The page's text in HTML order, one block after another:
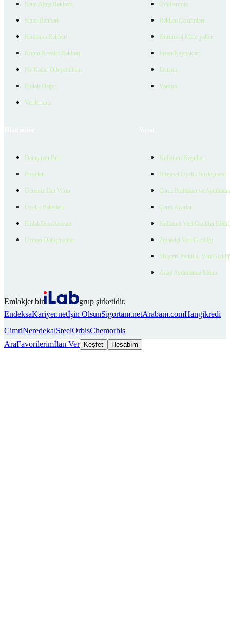
Satın Alma Rehberi
Satıcı Rehberi
Kiralama Rehberi
Konut Kredisi Rehberi
Ne Kadar Ödeyebilirim
Emlak Değeri
Verilerimiz
Ödüllerimiz
Reklam Çözümleri
Kurumsal Materyaller
İnsan Kaynakları
İletişim
Yardım
Danışman Bul
Projeler
Ücretsiz İlan Verin
Üyelik Paketleri
EmlakZeka Asistan
Uzman Danışmanlar
Kullanım Koşulları
Bireysel Üyelik Sözleşmesi
Çerez Politikası ve
Çerez Ayarları
Kullanıcı Veri Gizliliği
Ziyaretçi Veri Gizliliği
Müşteri Yetkilisi Veri
Aday Aydınlatma Metni
Emlakjet bir
grup şirketidir.
EndeksaKariyer.netİşin OlsunSigortam.netArabam.comHangikredi
CimriNeredekalSteelOrbisChemorbis
AraFavorilerimİlan Ver Keşfet Hesabım